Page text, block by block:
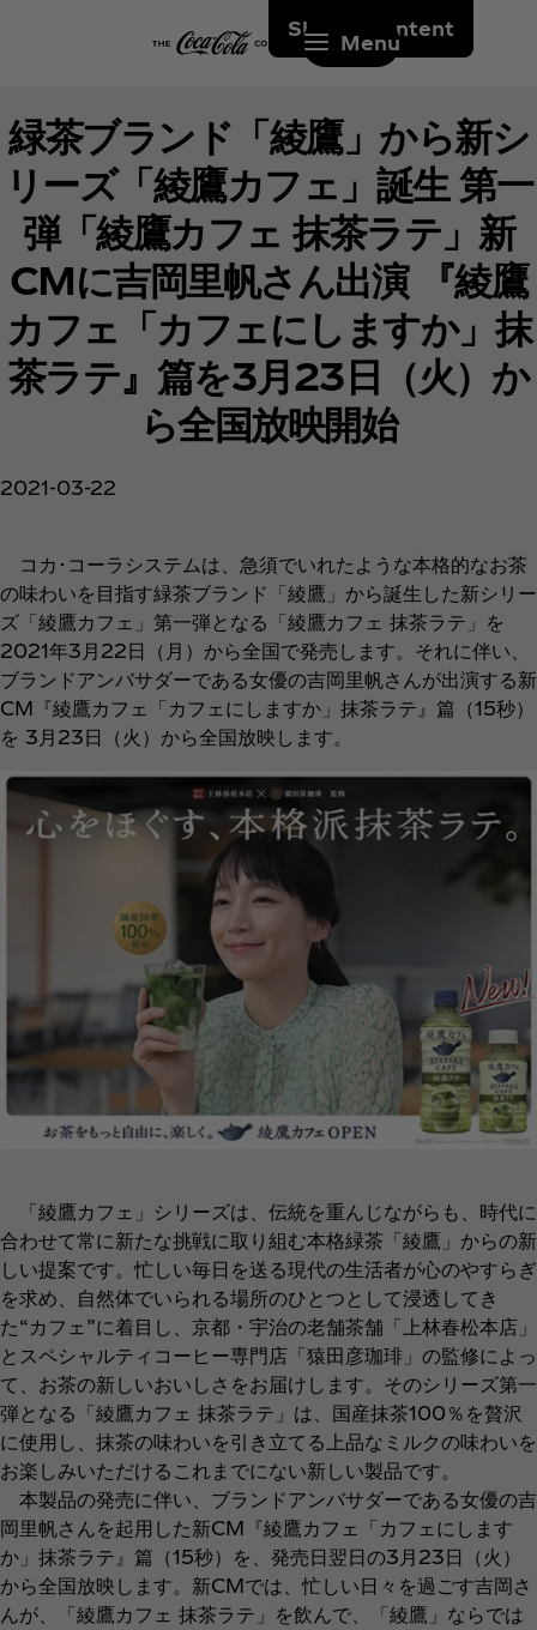
Skip to content
Menu
緑茶ブランド「綾鷹」から新シ
リーズ「綾鷹カフェ」誕生 第一
弾「綾鷹カフェ 抹茶ラテ」新
CMに吉岡里帆さん出演 『綾鷹
カフェ「カフェにしますか」抹
茶ラテ』篇を3月23日（火）か
ら全国放映開始
2021-03-22
コカ･コーラシステムは、急須でいれたような本格的なお茶
の味わいを目指す緑茶ブランド「綾鷹」から誕生した新シリー
ズ「綾鷹カフェ」第一弾となる「綾鷹カフェ 抹茶ラテ」を
2021年3月22日（月）から全国で発売します。それに伴い、
ブランドアンバサダーである女優の吉岡里帆さんが出演する新
CM『綾鷹カフェ「カフェにしますか」抹茶ラテ』篇（15秒）
を 3月23日（火）から全国放映します。
「綾鷹カフェ」シリーズは、伝統を重んじながらも、時代に
合わせて常に新たな挑戦に取り組む本格緑茶「綾鷹」からの新
しい提案です。忙しい毎日を送る現代の生活者が心のやすらぎ
を求め、自然体でいられる場所のひとつとして浸透してき
た“カフェ”に着目し、京都・宇治の老舗茶舗「上林春松本店」
とスペシャルティコーヒー専門店「猿田彦珈琲」の監修によっ
て、お茶の新しいおいしさをお届けします。そのシリーズ第一
弾となる「綾鷹カフェ 抹茶ラテ」は、国産抹茶100％を贅沢
に使用し、抹茶の味わいを引き立てる上品なミルクの味わいを
お楽しみいただけるこれまでにない新しい製品です。
本製品の発売に伴い、ブランドアンバサダーである女優の吉
岡里帆さんを起用した新CM『綾鷹カフェ「カフェにします
か」抹茶ラテ』篇（15秒）を、発売日翌日の3月23日（火）
から全国放映します。新CMでは、忙しい日々を過ごす吉岡さ
んが、「綾鷹カフェ 抹茶ラテ」を飲んで、「綾鷹」ならでは